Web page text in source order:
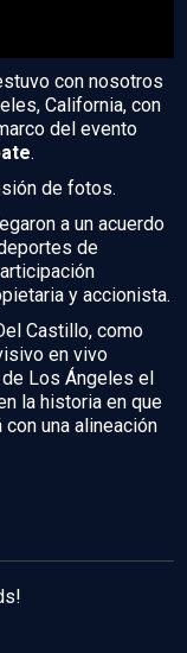
con nosotros
California, con
del evento
.
de fotos.
a un acuerdo
de
y accionista.
Castillo, como
en vivo
de Los Ángeles el
la historia en que
una alineación